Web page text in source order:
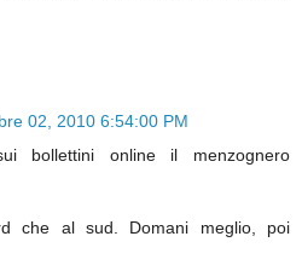
02, 2010 6:54:00 PM
bollettini online il menzognero
che al sud. Domani meglio, poi